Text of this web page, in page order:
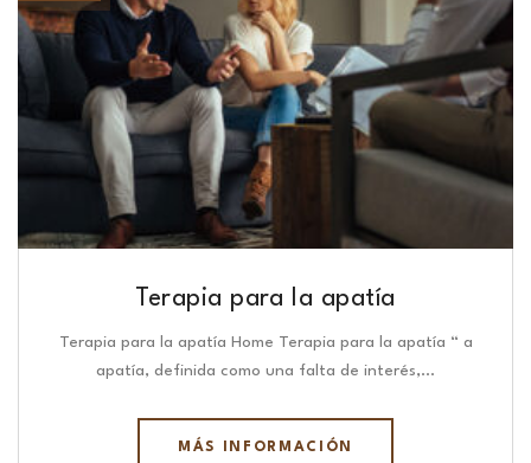
Terapia para la apatía
Terapia para la apatía Home Terapia para la apatía “ a
apatía, definida como una falta de interés,…
MÁS INFORMACIÓN